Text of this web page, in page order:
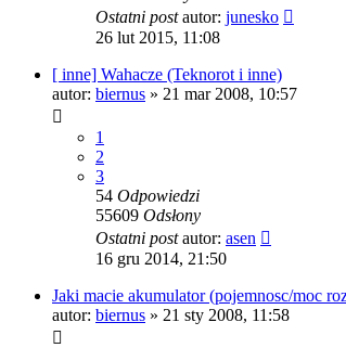
Ostatni postautor: junesko
26 lut 2015, 11:08
[ inne] Wahacze (Teknorot i inne)
autor: biernus » 21 mar 2008, 10:57
1
2
3
54 Odpowiedzi
55609 Odsłony
Ostatni postautor: asen
16 gru 2014, 21:50
Jaki macie akumulator (pojemnosc/moc
autor: biernus » 21 sty 2008, 11:58